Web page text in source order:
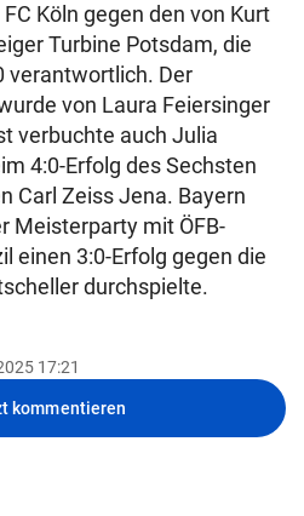
Köln gegen den von Kurt
Turbine Potsdam, die
verantwortlich. Der
von Laura Feiersinger
verbuchte auch Julia
4:0-Erfolg des Sechsten
Carl Zeiss Jena. Bayern
Meisterparty mit ÖFB-
einen 3:0-Erfolg gegen die
durchspielte.
17:21
kommentieren